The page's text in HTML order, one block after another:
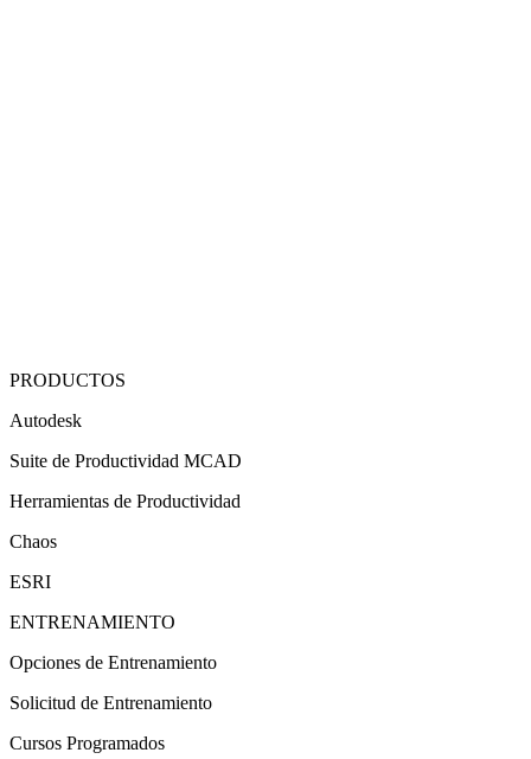
PRODUCTOS
Autodesk
Suite de Productividad MCAD
Herramientas de Productividad
Chaos
ESRI
ENTRENAMIENTO
Opciones de Entrenamiento
Solicitud de Entrenamiento
Cursos Programados